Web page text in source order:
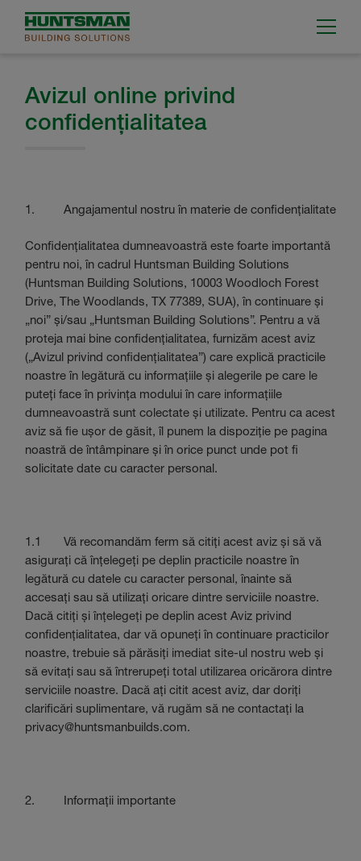
Avizul online privind
confidențialitatea
1. Angajamentul nostru în materie de confidențialitate
Confidențialitatea dumneavoastră este foarte importantă
pentru noi, în cadrul Huntsman Building Solutions
(Huntsman Building Solutions, 10003 Woodloch Forest
Drive, The Woodlands, TX 77389, SUA), în continuare și
„noi” și/sau „Huntsman Building Solutions”. Pentru a vă
proteja mai bine confidențialitatea, furnizăm acest aviz
(„Avizul privind confidențialitatea”) care explică practicile
noastre în legătură cu informațiile și alegerile pe care le
puteți face în privința modului în care informațiile
dumneavoastră sunt colectate și utilizate. Pentru ca acest
aviz să fie ușor de găsit, îl punem la dispoziție pe pagina
noastră de întâmpinare și în orice punct unde pot fi
solicitate date cu caracter personal.
1.1 Vă recomandăm ferm să citiți acest aviz și să vă
asigurați că înțelegeți pe deplin practicile noastre în
legătură cu datele cu caracter personal, înainte să
accesați sau să utilizați oricare dintre serviciile noastre.
Dacă citiți și înțelegeți pe deplin acest Aviz privind
confidențialitatea, dar vă opuneți în continuare practicilor
noastre, trebuie să părăsiți imediat site-ul nostru web și
să evitați sau să întrerupeți total utilizarea oricărora dintre
serviciile noastre. Dacă ați citit acest aviz, dar doriți
clarificări suplimentare, vă rugăm să ne contactați la
privacy@huntsmanbuilds.com.
2. Informații importante